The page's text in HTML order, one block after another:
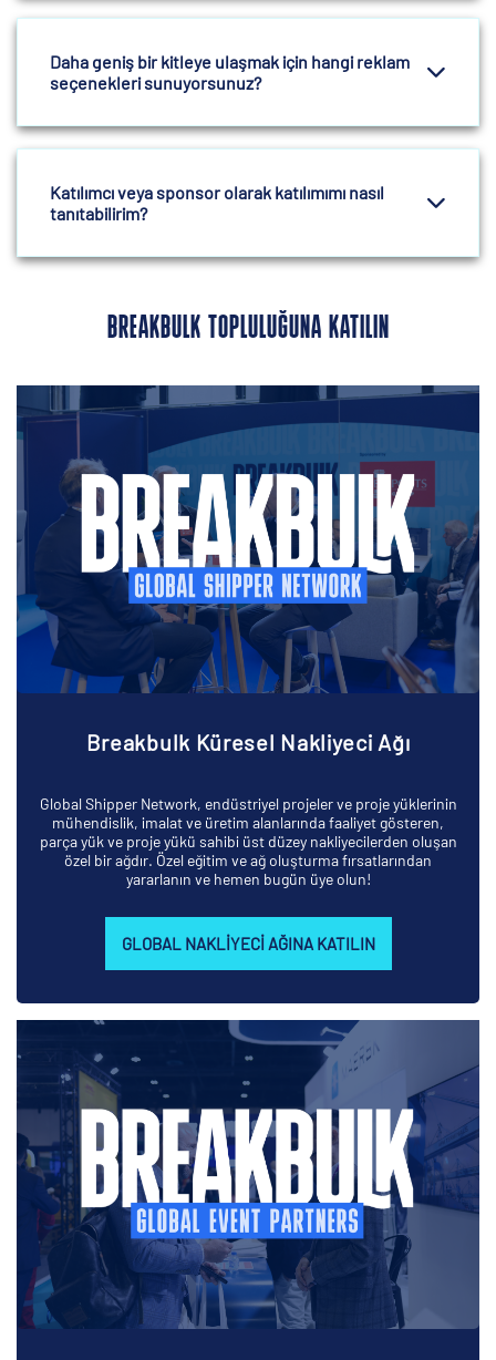
Daha geniş bir kitleye ulaşmak için hangi reklam
seçenekleri sunuyorsunuz?
Katılımcı veya sponsor olarak katılımımı nasıl
tanıtabilirim?
BREAKBULK TOPLULUĞUNA KATILIN
Breakbulk Küresel Nakliyeci Ağı
Global Shipper Network, endüstriyel projeler ve proje yüklerinin
mühendislik, imalat ve üretim alanlarında faaliyet gösteren,
parça yük ve proje yükü sahibi üst düzey nakliyecilerden oluşan
özel bir ağdır. Özel eğitim ve ağ oluşturma fırsatlarından
yararlanın ve hemen bugün üye olun!
GLOBAL NAKLIYECI AĞINA KATILIN